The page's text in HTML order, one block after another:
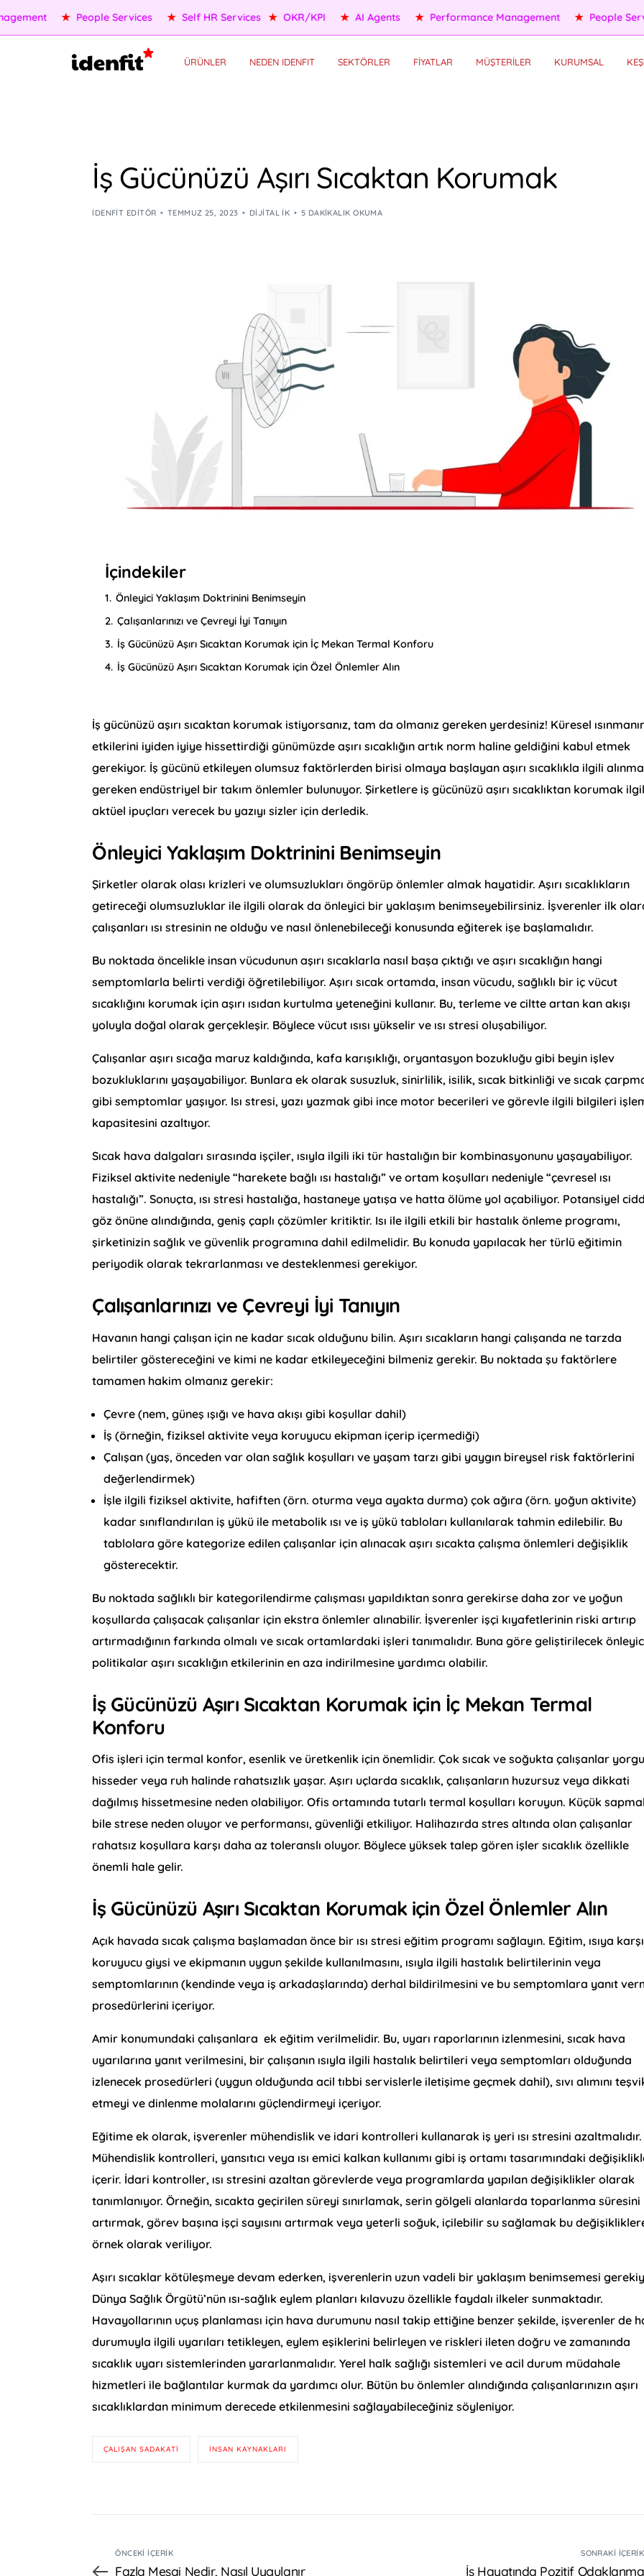
OKR/KPI ★ AI Agents ★ Performance Management ★ People Services ★ Self HR Services ★ OKR/KPI ★ AI Agents
ÜRÜNLER NEDEN IDENFIT SEKTÖRLER FİYATLAR MÜŞTERİLER KURUMSAL
İş Gücünüzü Aşırı Sıcaktan Korumak
IDENFIT EDITÖR TEMMUZ 25, 2023 DIJITAL İK 5 DAKIKALIK OKUMA
İçindekiler
1. Önleyici Yaklaşım Doktrinini Benimseyin
2. Çalışanlarınızı ve Çevreyi İyi Tanıyın
3. İş Gücünüzü Aşırı Sıcaktan Korumak için İç Mekan Termal Konforu
4. İş Gücünüzü Aşırı Sıcaktan Korumak için Özel Önlemler Alın
İş gücünüzü aşırı sıcaktan korumak istiyorsanız, tam da olmanız gereken yerdesiniz! Küresel
etkilerini iyiden iyiye hissettirdiği günümüzde aşırı sıcaklığın artık norm haline geldiğini kabul etmek
gerekiyor. İş gücünü etkileyen olumsuz faktörlerden birisi olmaya başlayan aşırı sıcaklıkla ilgili
gereken endüstriyel bir takım önlemler bulunuyor. Şirketlere iş gücünüzü aşırı sıcaklıktan korumak
aktüel ipuçları verecek bu yazıyı sizler için derledik.
Önleyici Yaklaşım Doktrinini Benimseyin
Şirketler olarak olası krizleri ve olumsuzlukları öngörüp önlemler almak hayatidir. Aşırı sıcaklıkların
getireceği olumsuzluklar ile ilgili olarak da önleyici bir yaklaşım benimseyebilirsiniz. İşverenler ilk
çalışanları ısı stresinin ne olduğu ve nasıl önlenebileceği konusunda eğiterek işe başlamalıdır.
Bu noktada öncelikle insan vücudunun aşırı sıcaklarla nasıl başa çıktığı ve aşırı sıcaklığın hangi
semptomlarla belirti verdiği öğretilebiliyor. Aşırı sıcak ortamda, insan vücudu, sağlıklı bir iç vücut
sıcaklığını korumak için aşırı ısıdan kurtulma yeteneğini kullanır. Bu, terleme ve ciltte artan kan akışı
yoluyla doğal olarak gerçekleşir. Böylece vücut ısısı yükselir ve ısı stresi oluşabiliyor.
Çalışanlar aşırı sıcağa maruz kaldığında, kafa karışıklığı, oryantasyon bozukluğu gibi beyin işlev
bozukluklarını yaşayabiliyor. Bunlara ek olarak susuzluk, sinirlilik, isilik, sıcak bitkinliği ve sıcak
gibi semptomlar yaşıyor. Isı stresi, yazı yazmak gibi ince motor becerileri ve görevle ilgili bilgileri
kapasitesini azaltıyor.
Sıcak hava dalgaları sırasında işçiler, ısıyla ilgili iki tür hastalığın bir kombinasyonunu yaşayabiliyor.
Fiziksel aktivite nedeniyle “harekete bağlı ısı hastalığı” ve ortam koşulları nedeniyle “çevresel ısı
hastalığı”. Sonuçta, ısı stresi hastalığa, hastaneye yatışa ve hatta ölüme yol açabiliyor. Potansiyel
göz önüne alındığında, geniş çaplı çözümler kritiktir. Isı ile ilgili etkili bir hastalık önleme programı,
şirketinizin sağlık ve güvenlik programına dahil edilmelidir. Bu konuda yapılacak her türlü eğitimin
periyodik olarak tekrarlanması ve desteklenmesi gerekiyor.
Çalışanlarınızı ve Çevreyi İyi Tanıyın
Havanın hangi çalışan için ne kadar sıcak olduğunu bilin. Aşırı sıcakların hangi çalışanda ne tarzda
belirtiler göstereceğini ve kimi ne kadar etkileyeceğini bilmeniz gerekir. Bu noktada şu faktörlere
tamamen hakim olmanız gerekir:
Çevre (nem, güneş ışığı ve hava akışı gibi koşullar dahil)
İş (örneğin, fiziksel aktivite veya koruyucu ekipman içerip içermediği)
Çalışan (yaş, önceden var olan sağlık koşulları ve yaşam tarzı gibi yaygın bireysel risk faktörlerini
değerlendirmek)
İşle ilgili fiziksel aktivite, hafiften (örn. oturma veya ayakta durma) çok ağıra (örn. yoğun aktivite)
kadar sınıflandırılan iş yükü ile metabolik ısı ve iş yükü tabloları kullanılarak tahmin edilebilir. Bu
tablolara göre kategorize edilen çalışanlar için alınacak aşırı sıcakta çalışma önlemleri değişiklik
gösterecektir.
Bu noktada sağlıklı bir kategorilendirme çalışması yapıldıktan sonra gerekirse daha zor ve yoğun
koşullarda çalışacak çalışanlar için ekstra önlemler alınabilir. İşverenler işçi kıyafetlerinin riski artırıp
artırmadığının farkında olmalı ve sıcak ortamlardaki işleri tanımalıdır. Buna göre geliştirilecek
politikalar aşırı sıcaklığın etkilerinin en aza indirilmesine yardımcı olabilir.
İş Gücünüzü Aşırı Sıcaktan Korumak için İç Mekan Termal
Konforu
Ofis işleri için termal konfor, esenlik ve üretkenlik için önemlidir. Çok sıcak ve soğukta çalışanlar
hisseder veya ruh halinde rahatsızlık yaşar. Aşırı uçlarda sıcaklık, çalışanların huzursuz veya dikkati
dağılmış hissetmesine neden olabiliyor. Ofis ortamında tutarlı termal koşulları koruyun. Küçük
bile strese neden oluyor ve performansı, güvenliği etkiliyor. Halihazırda stres altında olan çalışanlar
rahatsız koşullara karşı daha az toleranslı oluyor. Böylece yüksek talep gören işler sıcaklık özellikle
önemli hale gelir.
İş Gücünüzü Aşırı Sıcaktan Korumak için Özel Önlemler Alın
Açık havada sıcak çalışma başlamadan önce bir ısı stresi eğitim programı sağlayın. Eğitim, ısıya karşı
koruyucu giysi ve ekipmanın uygun şekilde kullanılmasını, ısıyla ilgili hastalık belirtilerinin veya
semptomlarının (kendinde veya iş arkadaşlarında) derhal bildirilmesini ve bu semptomlara yanıt
prosedürlerini içeriyor.
Amir konumundaki çalışanlara ek eğitim verilmelidir. Bu, uyarı raporlarının izlenmesini, sıcak hava
uyarılarına yanıt verilmesini, bir çalışanın ısıyla ilgili hastalık belirtileri veya semptomları olduğunda
izlenecek prosedürleri (uygun olduğunda acil tıbbi servislerle iletişime geçmek dahil), sıvı alımını
etmeyi ve dinlenme molalarını güçlendirmeyi içeriyor.
Eğitime ek olarak, işverenler mühendislik ve idari kontrolleri kullanarak iş yeri ısı stresini azaltmalıdır.
Mühendislik kontrolleri, yansıtıcı veya ısı emici kalkan kullanımı gibi iş ortamı tasarımındaki
içerir. İdari kontroller, ısı stresini azaltan görevlerde veya programlarda yapılan değişiklikler olarak
tanımlanıyor. Örneğin, sıcakta geçirilen süreyi sınırlamak, serin gölgeli alanlarda toparlanma süresini
artırmak, görev başına işçi sayısını artırmak veya yeterli soğuk, içilebilir su sağlamak bu
örnek olarak veriliyor.
Aşırı sıcaklar kötüleşmeye devam ederken, işverenlerin uzun vadeli bir yaklaşım benimsemesi
Dünya Sağlık Örgütü’nün ısı-sağlık eylem planları kılavuzu özellikle faydalı ilkeler sunmaktadır.
Havayollarının uçuş planlaması için hava durumunu nasıl takip ettiğine benzer şekilde, işverenler de
durumuyla ilgili uyarıları tetikleyen, eylem eşiklerini belirleyen ve riskleri ileten doğru ve zamanında
sıcaklık uyarı sistemlerinden yararlanmalıdır. Yerel halk sağlığı sistemleri ve acil durum müdahale
hizmetleri ile bağlantılar kurmak da yardımcı olur. Bütün bu önlemler alındığında çalışanlarınızın aşırı
sıcaklıklardan minimum derecede etkilenmesini sağlayabileceğiniz söyleniyor.
ÇALIŞAN SADAKATI INSAN KAYNAKLARI
ÖNCEKI İÇERIK
Fazla Mesai Nedir, Nasıl Uygulanır
SONRAKI İÇERIK
İş Hayatında Pozitif Odaklanma